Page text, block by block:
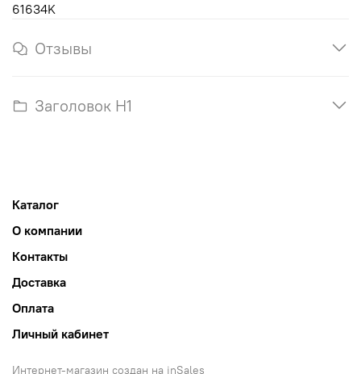
61634K
Отзывы
Заголовок H1
Каталог
О компании
Контакты
Доставка
Оплата
Личный кабинет
Интернет-магазин создан на inSales